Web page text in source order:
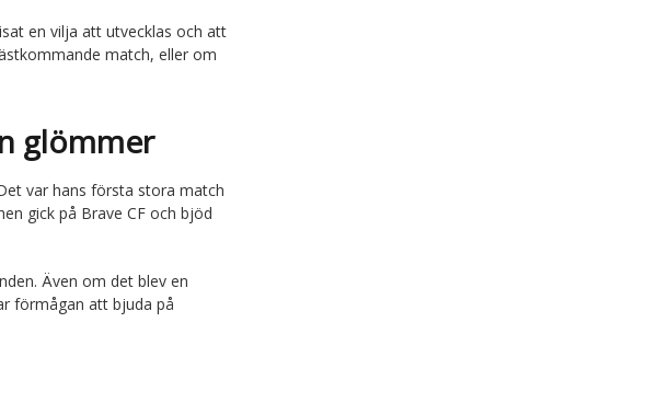
en vilja att utvecklas och att
match, eller om
glömmer
var hans första stora match
gick på Brave CF och bjöd
Även om det blev en
förmågan att bjuda på